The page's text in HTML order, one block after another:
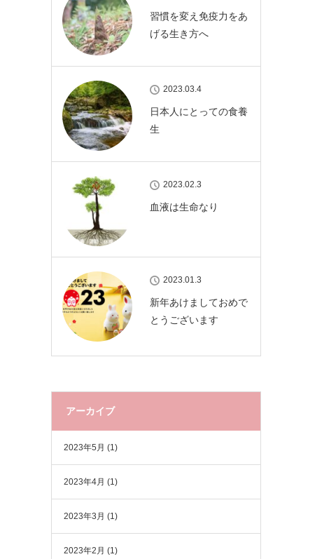
習慣を変え免疫力をあ
げる生き方へ
2023.03.4
日本人にとっての食養
生
2023.02.3
血液は生命なり
2023.01.3
新年あけましておめで
とうございます
アーカイブ
2023年5月 (1)
2023年4月 (1)
2023年3月 (1)
2023年2月 (1)